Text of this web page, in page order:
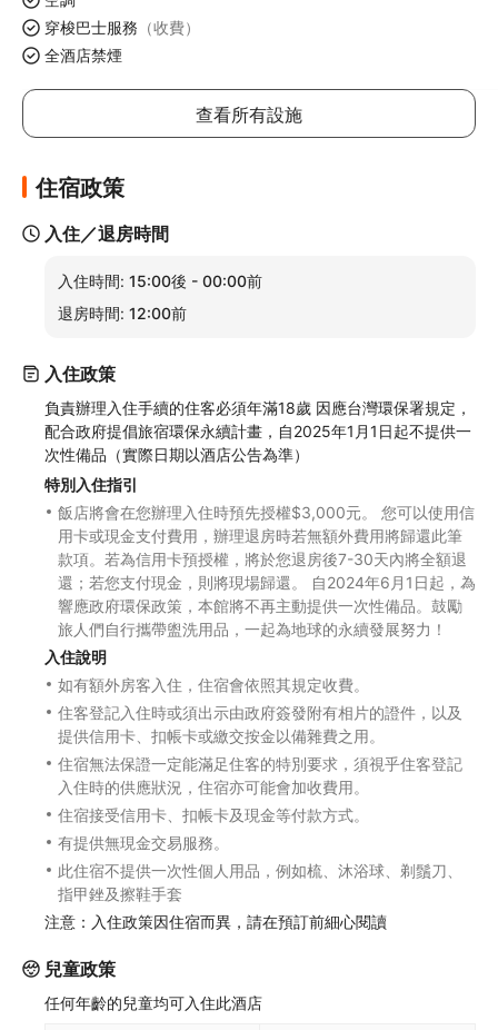
穿梭巴士服務 （收費）
全酒店禁煙
查看所有設施
住宿政策
入住／退房時間
入住時間: 15:00後 - 00:00前
退房時間: 12:00前
入住政策
負責辦理入住手續的住客必須年滿18歲 因應台灣環保署規定，
配合政府提倡旅宿環保永續計畫，自2025年1月1日起不提供一
次性備品（實際日期以酒店公告為準）
特別入住指引
飯店將會在您辦理入住時預先授權$3,000元。 您可以使用信
用卡或現金支付費用，辦理退房時若無額外費用將歸還此筆
款項。若為信用卡預授權，將於您退房後7-30天內將全額退
還；若您支付現金，則將現場歸還。 自2024年6月1日起，為
響應政府環保政策，本館將不再主動提供一次性備品。鼓勵
旅人們自行攜帶盥洗用品，一起為地球的永續發展努力！
入住說明
如有額外房客入住，住宿會依照其規定收費。
住客登記入住時或須出示由政府簽發附有相片的證件，以及
提供信用卡、扣帳卡或繳交按金以備雜費之用。
住宿無法保證一定能滿足住客的特別要求，須視乎住客登記
入住時的供應狀況，住宿亦可能會加收費用。
住宿接受信用卡、扣帳卡及現金等付款方式。
有提供無現金交易服務。
此住宿不提供一次性個人用品，例如梳、沐浴球、剃鬚刀、
指甲銼及擦鞋手套
注意：入住政策因住宿而異，請在預訂前細心閱讀
兒童政策
任何年齡的兒童均可入住此酒店